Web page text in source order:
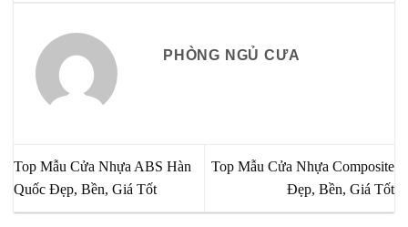
PHÒNG NGỦ CƯA
Top Mẫu Cửa Nhựa ABS Hàn
Quốc Đẹp, Bền, Giá Tốt
Top Mẫu Cửa Nhựa Composite
Đẹp, Bền, Giá Tốt